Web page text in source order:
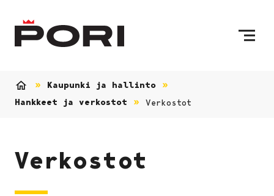
Kaupunki ja hallinto
Hankkeet ja verkostot
Verkostot
Verkostot